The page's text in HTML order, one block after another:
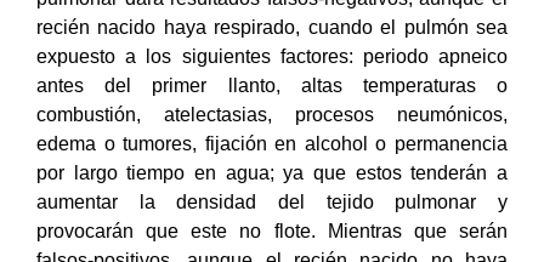
pulmonar dará resultados falsos-negativos, aunque el
recién nacido haya respirado, cuando el pulmón sea
expuesto a los siguientes factores: periodo apneico
antes del primer llanto, altas temperaturas o
combustión, atelectasias, procesos neumónicos,
edema o tumores, fijación en alcohol o permanencia
por largo tiempo en agua; ya que estos tenderán a
aumentar la densidad del tejido pulmonar y
provocarán que este no flote. Mientras que serán